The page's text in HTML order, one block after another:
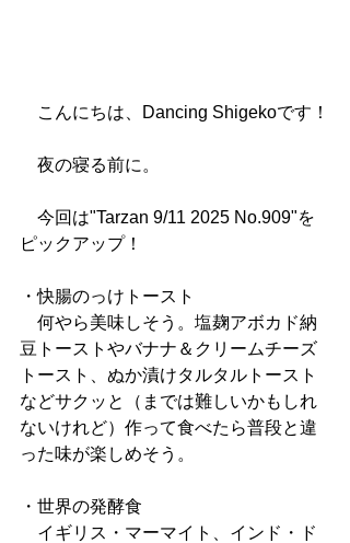
こんにちは、Dancing Shigekoです！
夜の寝る前に。
今回は"Tarzan 9/11 2025 No.909"を
ピックアップ！
・快腸のっけトースト
何やら美味しそう。塩麹アボカド納
豆トーストやバナナ＆クリームチーズ
トースト、ぬか漬けタルタルトースト
などサクッと（までは難しいかもしれ
ないけれど）作って食べたら普段と違
った味が楽しめそう。
・世界の発酵食
イギリス・マーマイト、インド・ド